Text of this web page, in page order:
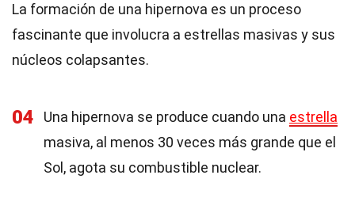
La formación de una hipernova es un proceso
fascinante que involucra a estrellas masivas y sus
núcleos colapsantes.
04 Una hipernova se produce cuando una estrella
masiva, al menos 30 veces más grande que el
Sol, agota su combustible nuclear.